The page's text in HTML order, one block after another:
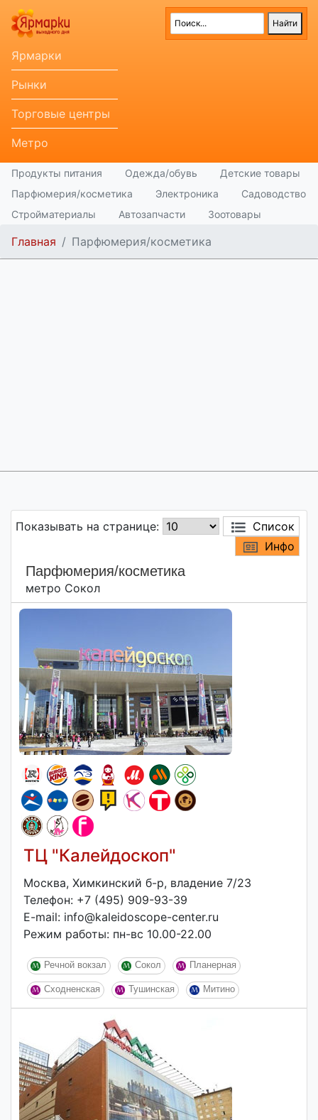
Ярмарки
Рынки
Торговые центры
Метро
Продукты питания Одежда/обувь
Детские товары
Парфюмерия/косметика
Электроника
Садоводство
Стройматериалы
Автозапчасти Зоотовары
Главная Парфюмерия/косметика
Показывать на странице:
Список
Инфо
Парфюмерия/косметика
метро Сокол
ТЦ "Калейдоскоп"
Москва, Химкинский б-р, владение 7/23
Телефон: +7 (495) 909-93-39
E-mail: info@kaleidoscope-center.ru
Режим работы: пн-вс 10.00-22.00
Речной вокзал Сокол Планерная
Сходненская Тушинская Митино